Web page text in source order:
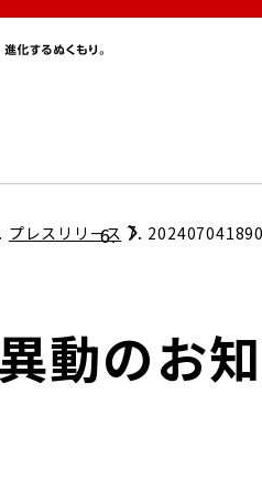
社長
JP 改
ップ
プ 開示情
プレスリリース
動のお